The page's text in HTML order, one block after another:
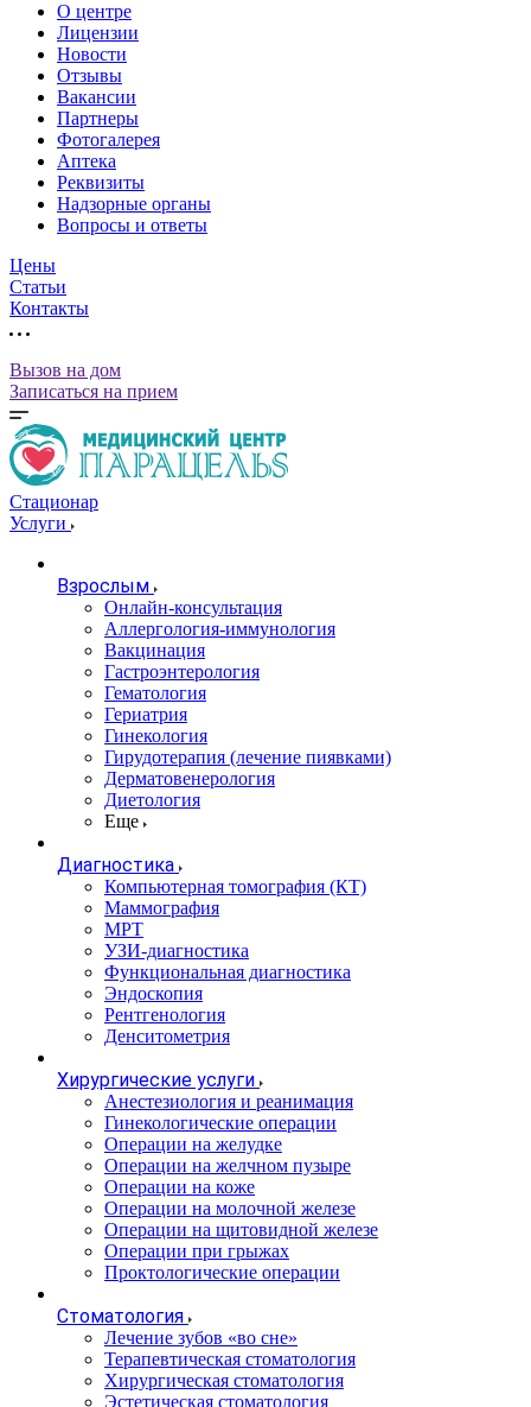
О центре
Лицензии
Новости
Отзывы
Вакансии
Партнеры
Фотогалерея
Аптека
Реквизиты
Надзорные органы
Вопросы и ответы
Цены
Статьи
Контакты
Вызов на дом
Записаться на прием
Стационар
Услуги
Взрослым
Онлайн-консультация
Аллергология-иммунология
Вакцинация
Гастроэнтерология
Гематология
Гериатрия
Гинекология
Гирудотерапия (лечение пиявками)
Дерматовенерология
Диетология
Еще
Диагностика
Компьютерная томография (КТ)
Маммография
МРТ
УЗИ-диагностика
Функциональная диагностика
Эндоскопия
Рентгенология
Денситометрия
Хирургические услуги
Анестезиология и реанимация
Гинекологические операции
Операции на желудке
Операции на желчном пузыре
Операции на коже
Операции на молочной железе
Операции на щитовидной железе
Операции при грыжах
Проктологические операции
Стоматология
Лечение зубов «во сне»
Терапевтическая стоматология
Хирургическая стоматология
Эстетическая стоматология